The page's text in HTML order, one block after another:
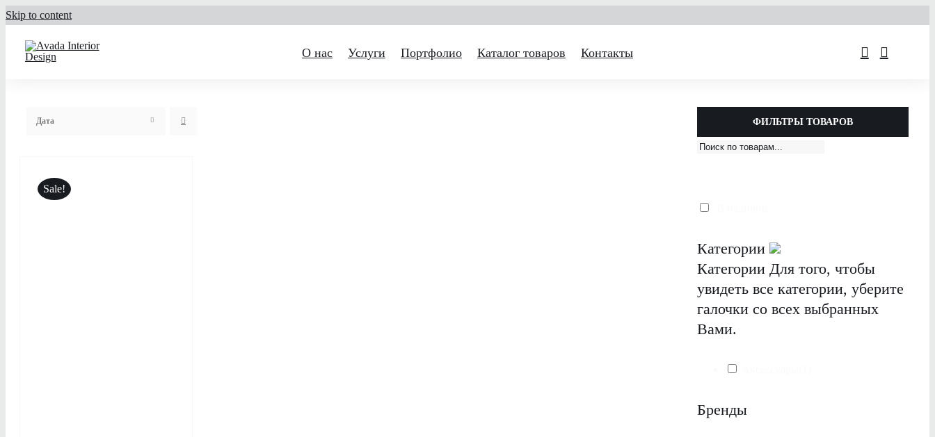
Skip to content
О нас Услуги Портфолио Каталог товаров Контакты
Дата
Sale!
ФИЛЬТРЫ ТОВАРОВ
Категории
Категории Для того, чтобы
увидеть все категории, уберите
галочки со всех выбранных
Вами.
Бренды